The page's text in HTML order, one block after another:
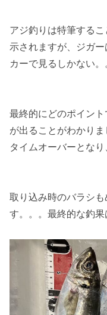
アジ釣りは特筆する
示されますが、ジガ
カーで見るしかない。
最終的にどのポイン
が出ることがわかり
タイムオーバーとなり
取り込み時のバラシ
す。。。最終的な釣果